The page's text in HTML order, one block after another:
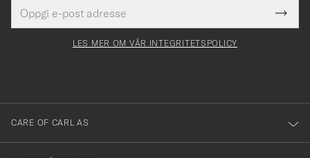
postadresse
felt
Tack
för
dig
till
vårt
LES MER OM VÅR INTEGRITETSPOLICY
CARE OF CARL AS